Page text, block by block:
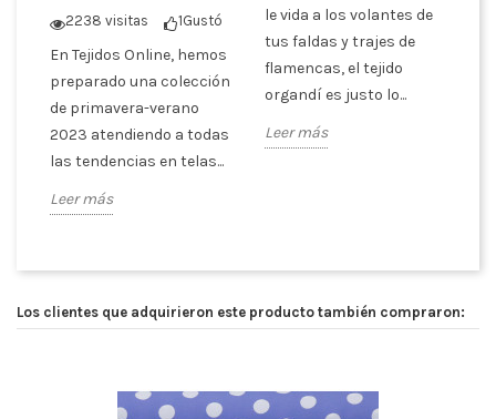
2238 visitas 1Gustó
En Tejidos Online, hemos
preparado una colección
de primavera-verano
2023 atendiendo a todas
las tendencias en telas...
Leer más
le vida a los volantes de
tus faldas y trajes de
flamencas, el tejido
organdí es justo lo...
Leer más
Los clientes que adquirieron este producto también compraron: